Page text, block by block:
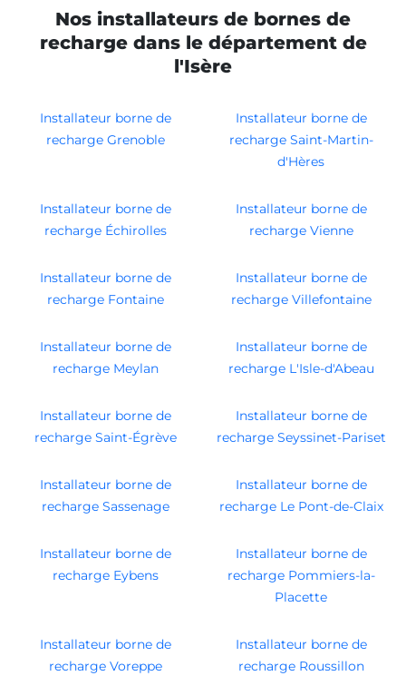
Nos installateurs de bornes de
recharge dans le département de
l'Isère
Installateur borne de
recharge Grenoble
Installateur borne de
recharge Saint-Martin-
d'Hères
Installateur borne de
recharge Échirolles
Installateur borne de
recharge Vienne
Installateur borne de
recharge Fontaine
Installateur borne de
recharge Villefontaine
Installateur borne de
recharge Meylan
Installateur borne de
recharge L'Isle-d'Abeau
Installateur borne de
recharge Saint-Égrève
Installateur borne de
recharge Seyssinet-Pariset
Installateur borne de
recharge Sassenage
Installateur borne de
recharge Le Pont-de-Claix
Installateur borne de
recharge Eybens
Installateur borne de
recharge Pommiers-la-
Placette
Installateur borne de
recharge Voreppe
Installateur borne de
recharge Roussillon